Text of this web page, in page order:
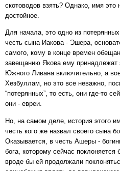
скотоводов взять? Однако, имя
достойное.
Для начала, это одно из
честь сына Иакова - Эшера,
самого, кому в конце времен
завещанию Якова ему
Южного Ливана включительно, а
Хезбуллам, но это все неважно,
“потерянных”, то есть, они где-то
они - евреи.
Но, на самом деле, история этого
честь кого же назвал своего сына
Оказывается, в честь Ашеры -
бога, которому сейчас
вроде бы ей продолжали